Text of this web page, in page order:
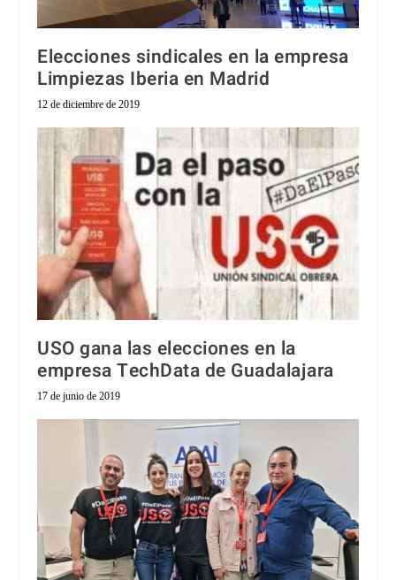
Elecciones sindicales en la empresa
Limpiezas Iberia en Madrid
12 de diciembre de 2019
USO gana las elecciones en la
empresa TechData de Guadalajara
17 de junio de 2019